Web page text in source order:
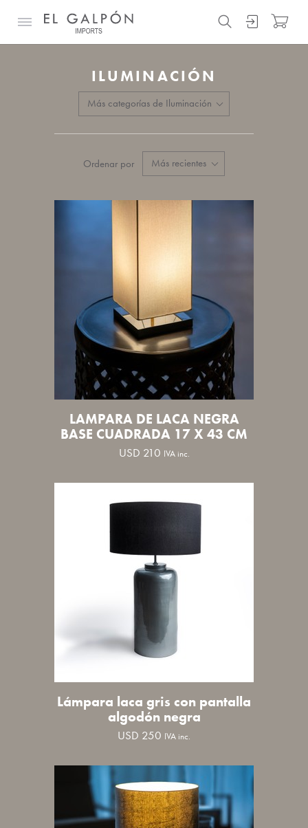
ILUMINACIÓN
Ordenar por
LAMPARA DE LACA NEGRA
BASE CUADRADA 17 X 43 CM
USD 210 IVA inc.
Lámpara laca gris con pantalla
algodón negra
USD 250 IVA inc.